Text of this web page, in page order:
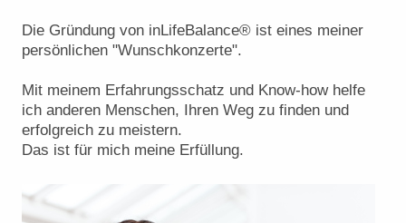
Die Gründung von inLifeBalance®️ ist eines meiner
persönlichen "Wunschkonzerte".
Mit meinem Erfahrungsschatz und Know-how helfe
ich anderen Menschen, Ihren Weg zu finden und
erfolgreich zu meistern.
Das ist für mich meine Erfüllung.